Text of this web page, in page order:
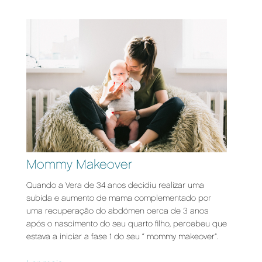
Mommy Makeover
Quando a Vera de 34 anos decidiu realizar uma
subida e aumento de mama complementado por
uma recuperação do abdómen cerca de 3 anos
após o nascimento do seu quarto filho, percebeu que
estava a iniciar a fase 1 do seu “ mommy makeover”.